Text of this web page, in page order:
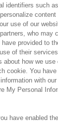
ナビリティ サ
ウェブアクセシビリ
に
針 よくあるご
identifiers such
content
use of our
who may
provided to
of their
about how we use
cookie. You
with our
My Personal
have enabled